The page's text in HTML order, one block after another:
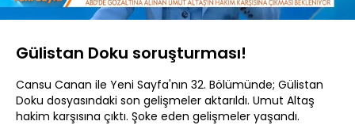
Sesi
Aç
Oynatma
Hızı
Gülistan Doku soruşturması!
Cansu Canan ile Yeni Sayfa'nın 32. Bölümünde; Gülistan
Doku dosyasındaki son gelişmeler aktarıldı. Umut Altaş
hakim karşısına çıktı. Şoke eden gelişmeler yaşandı.